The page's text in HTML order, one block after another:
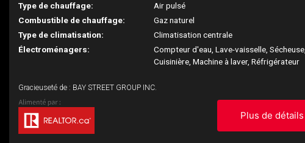
Type de chauffage:
Air pulsé
Combustible de chauffage:
Gaz naturel
Type de climatisation:
Climatisation centrale
Électroménagers:
Compteur d'eau, Lave-vaisselle, Sécheuse,
Cuisinière, Machine à laver, Réfrigérateur
Gracieuseté de : BAY STREET GROUP INC.
Plus de détails